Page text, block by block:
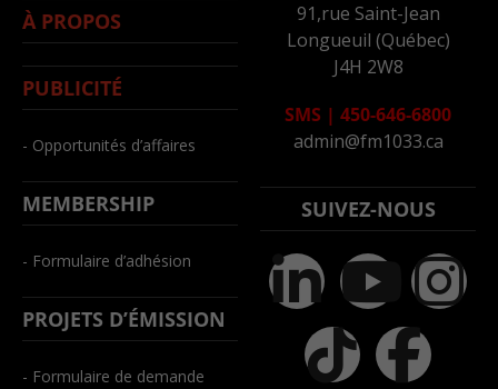
À PROPOS
PUBLICITÉ
- Opportunités d’affaires
MEMBERSHIP
- Formulaire d’adhésion
PROJETS D’ÉMISSION
- Formulaire de demande
91,rue Saint-Jean
Longueuil (Québec)
J4H 2W8
SMS | 450-646-6800
admin@fm1033.ca
SUIVEZ-NOUS